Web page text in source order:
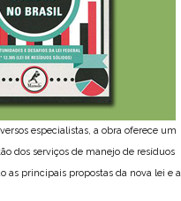
especialistas, a obra oferece um
dos serviços de manejo de resíduos
as principais propostas da nova lei e a